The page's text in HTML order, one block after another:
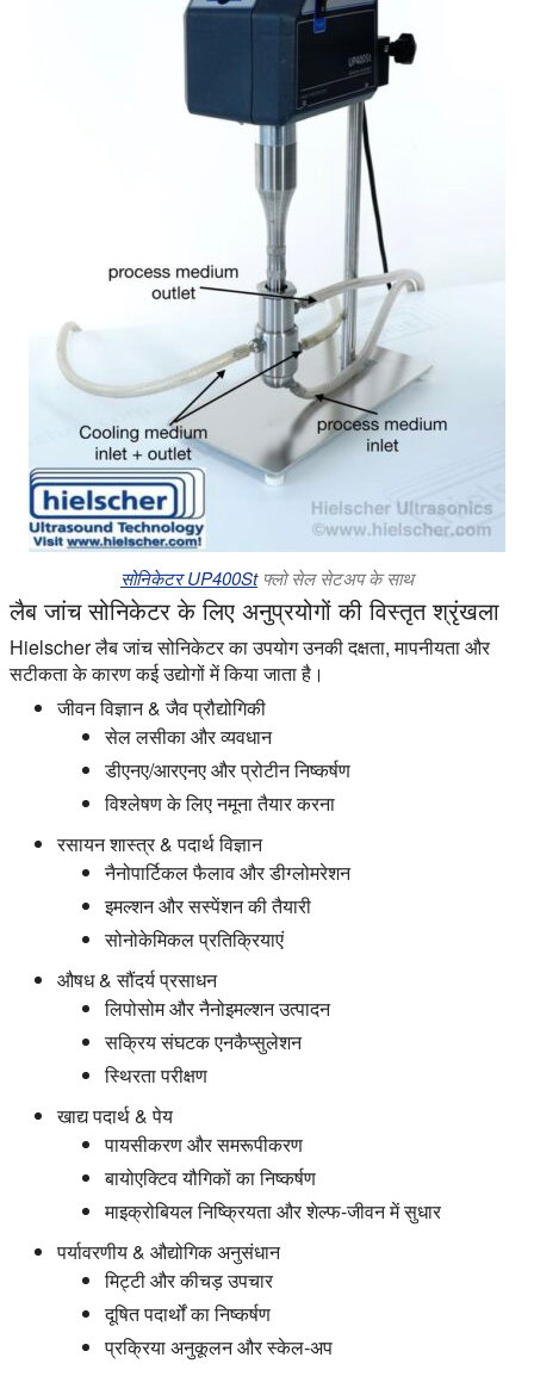
सोनिकेटर UP400Stफ्लो सेल सेटअप के साथ
लैब जांच सोनिकेटर के लिए अनुप्रयोगों की विस्तृत श्रृंखला
Hielscher लैब जांच सोनिकेटर का उपयोग उनकी दक्षता, मापनीयता और
सटीकता के कारण कई उद्योगों में किया जाता है।
जीवन विज्ञान & जैव प्रौद्योगिकी
सेल लसीका और व्यवधान
डीएनए/आरएनए और प्रोटीन निष्कर्षण
विश्लेषण के लिए नमूना तैयार करना
रसायन शास्त्र & पदार्थ विज्ञान
नैनोपार्टिकल फैलाव और डीग्लोमरेशन
इमल्शन और सस्पेंशन की तैयारी
सोनोकेमिकल प्रतिक्रियाएं
औषध & सौंदर्य प्रसाधन
लिपोसोम और नैनोइमल्शन उत्पादन
सक्रिय संघटक एनकैप्सुलेशन
स्थिरता परीक्षण
खाद्य पदार्थ & पेय
पायसीकरण और समरूपीकरण
बायोएक्टिव यौगिकों का निष्कर्षण
माइक्रोबियल निष्क्रियता और शेल्फ-जीवन में सुधार
पर्यावरणीय & औद्योगिक अनुसंधान
मिट्टी और कीचड़ उपचार
दूषित पदार्थों का निष्कर्षण
प्रक्रिया अनुकूलन और स्केल-अप